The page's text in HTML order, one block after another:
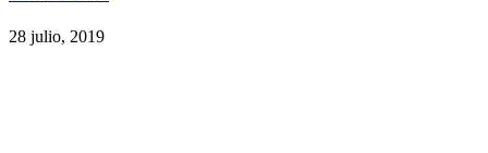
28 julio, 2019